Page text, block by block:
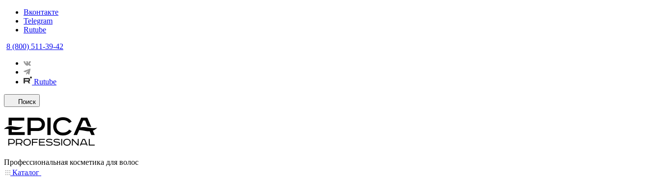
Вконтакте
Telegram
Rutube
8 (800) 511-39-42
Rutube
Поиск
Профессиональная косметика для волос
Каталог